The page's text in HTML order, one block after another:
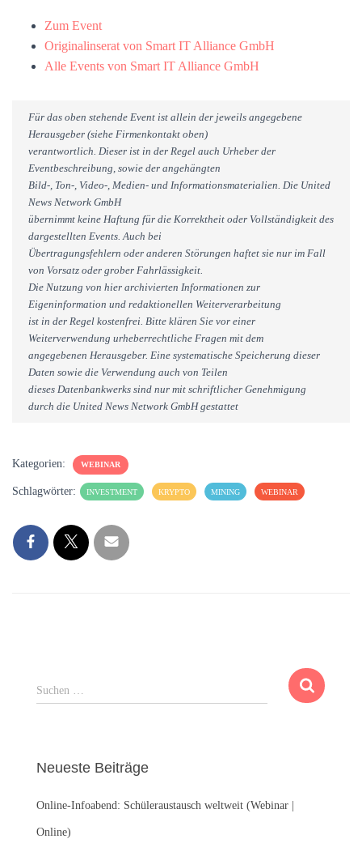
Zum Event
Originalinserat von Smart IT Alliance GmbH
Alle Events von Smart IT Alliance GmbH
Für das oben stehende Event ist allein der jeweils angegebene
Herausgeber (siehe Firmenkontakt oben)
verantwortlich. Dieser ist in der Regel auch Urheber der
Eventbeschreibung, sowie der angehängten
Bild-, Ton-, Video-, Medien- und Informationsmaterialien. Die United
News Network GmbH
übernimmt keine Haftung für die Korrektheit oder Vollständigkeit des
dargestellten Events. Auch bei
Übertragungsfehlern oder anderen Störungen haftet sie nur im Fall
von Vorsatz oder grober Fahrlässigkeit.
Die Nutzung von hier archivierten Informationen zur
Eigeninformation und redaktionellen Weiterverarbeitung
ist in der Regel kostenfrei. Bitte klären Sie vor einer
Weiterverwendung urheberrechtliche Fragen mit dem
angegebenen Herausgeber. Eine systematische Speicherung dieser
Daten sowie die Verwendung auch von Teilen
dieses Datenbankwerks sind nur mit schriftlicher Genehmigung
durch die United News Network GmbH gestattet
Kategorien: WEBINAR
Schlagwörter: INVESTMENT KRYPTO MINING WEBINAR
S
u
n
a
c
Suchen …
Neueste Beiträge
Online-Infoabend: Schüleraustausch weltweit (Webinar |
Online)